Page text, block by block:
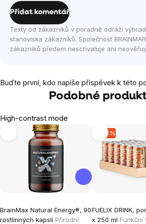
Přidat komentář
Texty od zákazníků v poradně odráží
stanoviska zákazníků. Společnost
zákazníků předem neschvaluje ani
Buďte první, kdo napíše příspěvek k této
Podobné
High-contrast mode
BrainMax Natural Energy®, 90
rostlinných kapslí Přírodní
-20 %
FUELIX DRINK,
x 250 ml Funkční